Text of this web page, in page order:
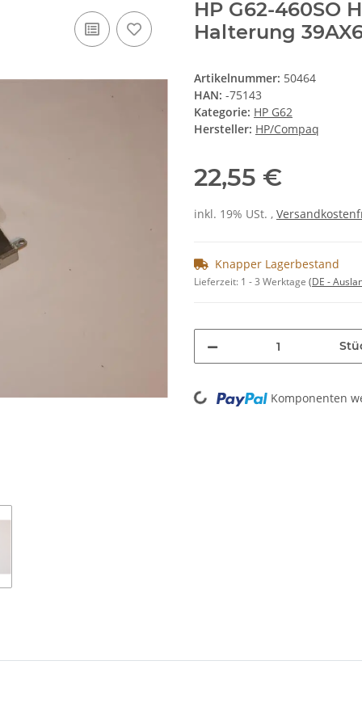
HP G62-460SO
Halterung
Artikelnummer: 50464
HAN: -75143
Kategorie: HP G62
Hersteller: HP/Compaq
22,55 €
inkl. 19% USt. ,
Knapper Lagerbestand
Lieferzeit: 1 - 3 Werktage (DE -
Loading... Komponenten